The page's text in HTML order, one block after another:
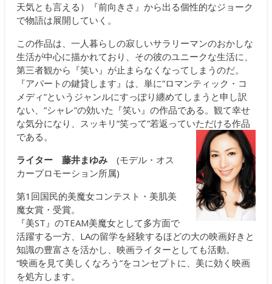
天気とも言える）『前向きさ』から出る個性的なジョーク
で物語は展開していく。
この作品は、一人暮らしの寂しいサラリーマンのおかしな
生活が中心に描かれており、その彼のユニークな生活に、
第三者観から『笑い』が止まらなくなってしまうのだ。
『アパートの鍵貸します』は、単に”ロマンティック・コ
メディ”というジャンルにすっぽり纏めてしまうと申し訳
ない、”シャレ”の効いた『笑い』の作品である。観て幸せ
な気分になり、スッキリ”笑って”若返っていただける作品
である。
ライター 藤井まゆみ(モデル・オス
カープロモーション所属)
第1回国民的美魔女コンテスト・美肌美
魔女賞・受賞。
『美ST』のTEAM美魔女として多方面で
活躍する一方、LAの留学を経験するほどの大の映画好きと
知識の豊富さを活かし、映画ライターとしても活動。
“映画を見て美しくなろう”をコンセプトに、美に効く映画
を処方します。